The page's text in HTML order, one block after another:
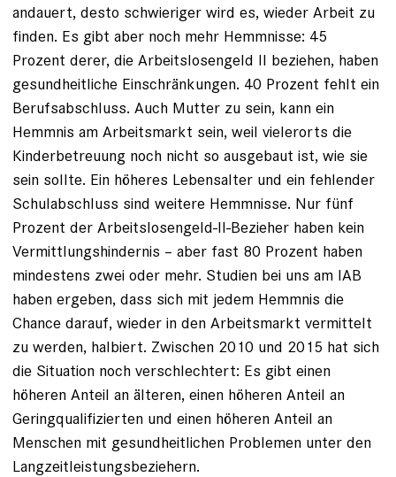
andauert, desto schwieriger wird es, wieder Arbeit zu
finden. Es gibt aber noch mehr Hemmnisse: 45
Prozent derer, die Arbeitslosengeld II beziehen, haben
gesundheitliche Einschränkungen. 40 Prozent fehlt ein
Berufsabschluss. Auch Mutter zu sein, kann ein
Hemmnis am Arbeitsmarkt sein, weil vielerorts die
Kinderbetreuung noch nicht so ausgebaut ist, wie sie
sein sollte. Ein höheres Lebensalter und ein fehlender
Schulabschluss sind weitere Hemmnisse. Nur fünf
Prozent der Arbeitslosengeld-II-Bezieher haben kein
Vermittlungshindernis – aber fast 80 Prozent haben
mindestens zwei oder mehr. Studien bei uns am IAB
haben ergeben, dass sich mit jedem Hemmnis die
Chance darauf, wieder in den Arbeitsmarkt vermittelt
zu werden, halbiert. Zwischen 2010 und 2015 hat sich
die Situation noch verschlechtert: Es gibt einen
höheren Anteil an älteren, einen höheren Anteil an
Geringqualifizierten und einen höheren Anteil an
Menschen mit gesundheitlichen Problemen unter den
Langzeitleistungsbeziehern.